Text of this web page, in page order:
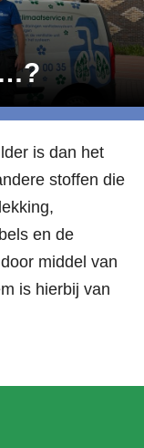
is dan het
stoffen die
en de
middel van
is hierbij van